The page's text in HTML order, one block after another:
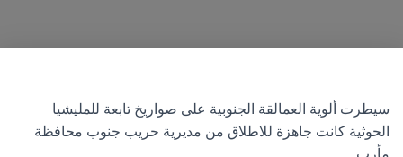
سيطرت ألوية العمالقة الجنوبية على صواريخ تابعة للمليشيا
الحوثية كانت جاهزة للاطلاق من مديرية حريب جنوب محافظة